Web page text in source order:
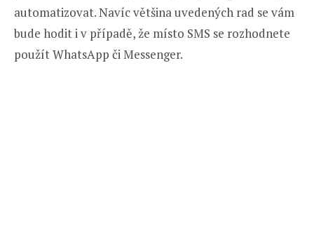
automatizovat. Navíc většina uvedených rad se vám
bude hodit i v případě, že místo SMS se rozhodnete
použít WhatsApp či Messenger.